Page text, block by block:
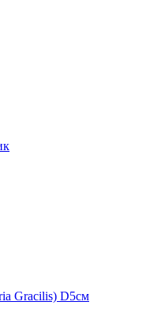
Gracilis) D5см